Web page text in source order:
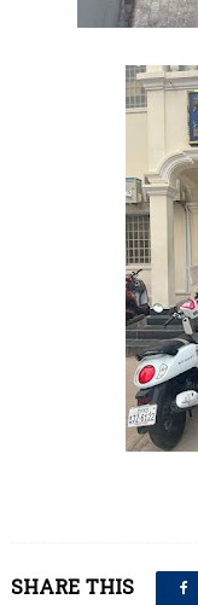
SHARE THIS